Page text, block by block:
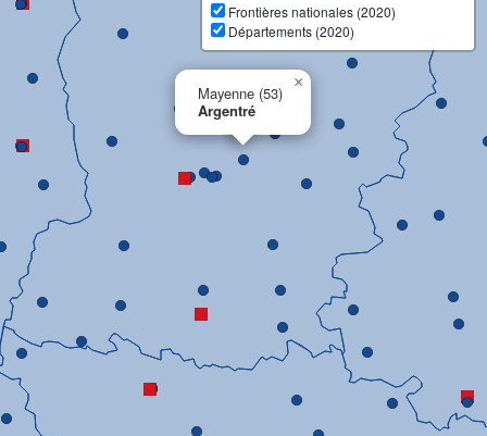
Mayenne (53)
Argentré
×
Frontières nationales (2020)
Départements (2020)